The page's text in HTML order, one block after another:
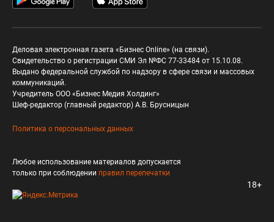
Деловая электронная газета «Бизнес Online» (на связи).
Свидетельство о регистрации СМИ Эл №ФС 77-33484 от 15.10.08.
Выдано федеральной службой по надзору в сфере связи и массовых
коммуникаций.
Учредитель ООО «Бизнес Медия Холдинг»
Шеф-редактор (главный редактор) А.В. Брусницын
Политика о персональных данных
Любое использование материалов допускается
только при соблюдении правил перепечатки
18+